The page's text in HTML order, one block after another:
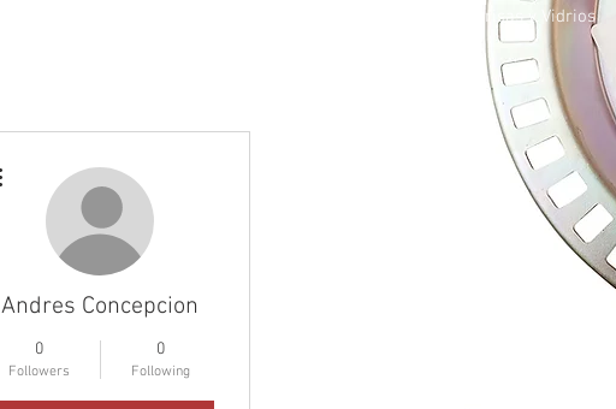
Parabrisas y Vidrios
Andres Concepcion
0
Followers
0
Following